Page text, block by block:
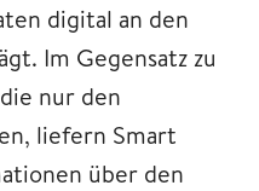
digital an den
Im Gegensatz zu
nur den
liefern Smart
über den